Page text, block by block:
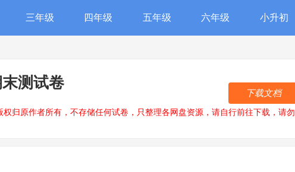
三年级 四年级 五年级 六年级 小升初
测试卷
归原作者所有，不存储任何试卷，只整理各网盘资源，请自行前往下载，请勿
下载文档